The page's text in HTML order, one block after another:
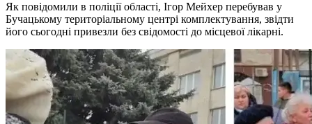
Як повідомили в поліції області, Ігор Мейхер перебував у
Бучацькому територіальному центрі комплектування, звідти
його сьогодні привезли без свідомості до місцевої лікарні.